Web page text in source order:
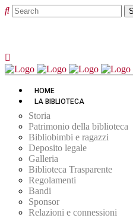
HOME
LA BIBLIOTECA
Storia
Patrimonio della biblioteca
Bibliobimbi e ragazzi
Deposito legale
Galleria
Biblioteca Trasparente
Regolamenti
Bandi
Sponsor
Relazioni e connessioni